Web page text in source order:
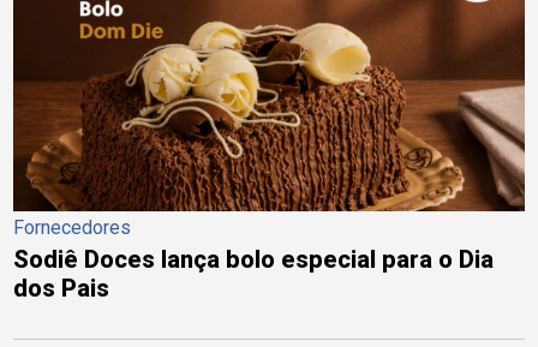
Fornecedores
Sodiê Doces lança bolo especial para o Dia
dos Pais